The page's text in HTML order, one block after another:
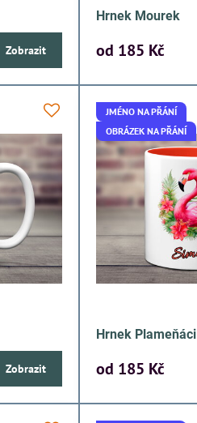
Zobrazit
Hrnek Mourek
od 185 Kč
Zobrazit
JMÉNO NA PŘÁNÍ
OBRÁZEK NA PŘÁNÍ
Hrnek Plameňáci
od 185 Kč